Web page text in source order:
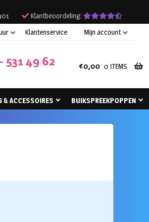
Klantbeoordeling:
Klantenservice Mijn account
531 49 62 €0,00 0 ITEMS
& ACCESSOIRES
BUIKSPREEKPOPPEN